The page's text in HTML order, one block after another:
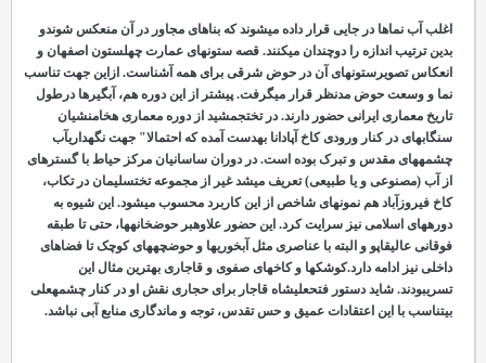
اغلب آب نماها در جایی قرار داده میشوند که بناهای مجاور در آن منعکس شوندو
بدین ترتیب اندازه را دوچندان میکنند. قصه ستونهای عمارت چهلستون اصفهان و
انعکاس تصویرستونهای آن در حوض شرقی برای همه آشناست. ازاین جهت تناسب
نما و وسعت حوض مدنظر قرار می گرفت. پیشتر از این دوره هم، آبگیرها درطول
تاریخ معماری ایرانی حضور دارند. در تختجمشید از دوره معماری هخامنشیان
سنگابهای در کنار ورودی کاخ آپادانا بهدست آمده که احتمالا" جهت نگهداریآب
چشمههای مقدس و تبرک بوده است. در دوران ساسانیان مرکز حیاط با گسترهای
از آب (مصنوعی و یا طبیعی) تعریف میشد غیر از مجموعه تختسلیمان در تکاب،
کاخ فیروزآباد هم نمونهای شاخص از این کاربرد محسوب میشود. این شیوه به
دورههای اسلامی نیز سرایت کرد. این حضور علاوهبر حوضخانهها، حتی تا طبقه
فوقانی عالیقاپو و البته با عناصری مثل آبخوریها و حوضچههای کوچک تا فضاهای
داخلی نیز ادامه دارد.کوشکها و کاخهای صفوی و قاجاری بهترین مثال این
تسریبودند. شاید دستور فتحعلیشاه قاجار برای حجاری نقش او در کنار چشمهعلی
تناسب با این اعتقادات عمیق و حس تقدس، توجه و ماندگاری منابع آبی نباشد.